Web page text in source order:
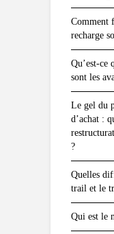
Comment
recharge
Qu’est-ce
sont les
Le gel du
d’achat :
?
Quelles
trail et le
Qui est le